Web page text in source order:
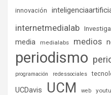
innovación
internetmedialab
media medialabs medios
periodismo
programación
redessociales
UCDavis UCM web